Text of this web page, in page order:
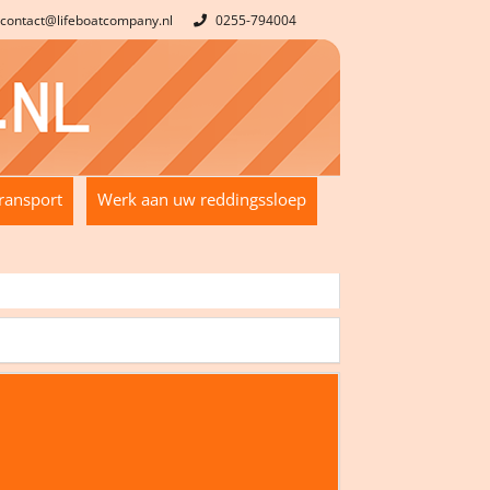
0255-794004
Werk aan uw reddingssloep